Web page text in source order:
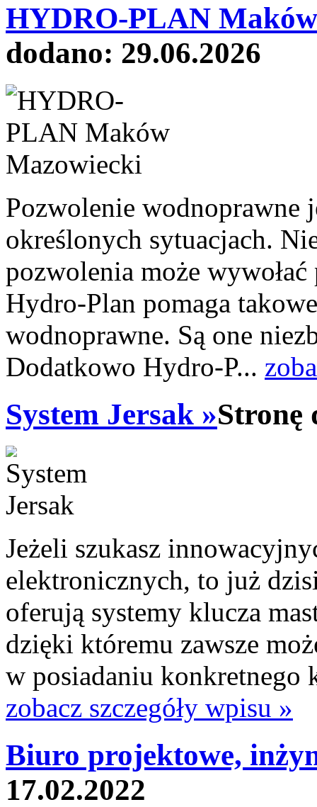
HYDRO-PLAN
dodano: 29.06.2026
Pozwolenie wodnoprawne
określonych sytuacjach.
pozwolenia może
Hydro-Plan pomaga
wodnoprawne. Są one
Dodatkowo Hydro-P...
System Jersak »Stronę
Jeżeli szukasz
elektronicznych, to już
oferują systemy klucza
dzięki któremu zawsze
w posiadaniu konkretnego
zobacz szczegóły wpisu »
Biuro projektowe,
17.02.2022